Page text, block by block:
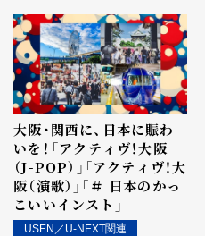
大阪・関西に、日本に賑わ
いを！――「アクティヴ！大阪
（J-POP）」「アクティヴ！大
阪（演歌）」「＃ 日本のかっ
こいいインスト」
USEN／U-NEXT関連